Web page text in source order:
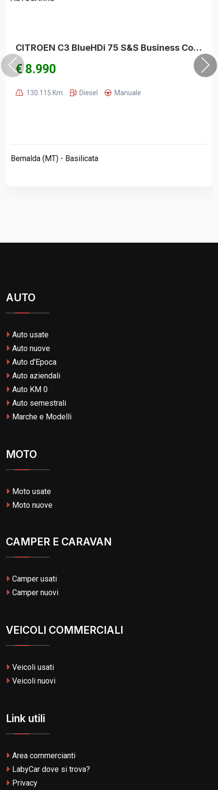
CITROEN C3 BlueHDi 75 S&S Business Combi AUTOCARRO
€ 8.990
130.115 Km Diesel Manuale
Bernalda (MT) - Basilicata
AUTO
Auto usate
Auto nuove
Auto d'Epoca
Auto aziendali
Auto KM 0
Auto semestrali
Marche e Modelli
MOTO
Moto usate
Moto nuove
CAMPER E CARAVAN
Camper usati
Camper nuovi
VEICOLI COMMERCIALI
Veicoli usati
Veicoli nuovi
Link utili
Area commercianti
LabyCar dove si trova?
Privacy